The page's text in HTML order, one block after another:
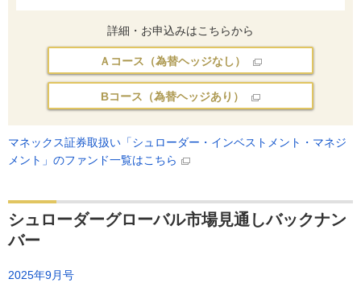
詳細・お申込みはこちらから
Ａコース（為替ヘッジなし）
Bコース（為替ヘッジあり）
マネックス証券取扱い「シュローダー・インベストメント・マネジ
メント」のファンド一覧はこちら
シュローダーグローバル市場見通しバックナン
バー
2025年9月号